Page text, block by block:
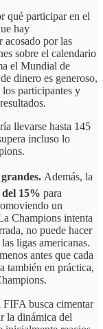
qué participar en el
hay
acosado por las
sobre el calendario
el Mundial de
dinero es generoso,
participantes y
llevarse hasta 145
incluso lo
Además, la
15% para
un
Champions intenta
no puede hacer
ligas americanas.
antes que cada
también en práctica,
FIFA busca cimentar
la dinámica del